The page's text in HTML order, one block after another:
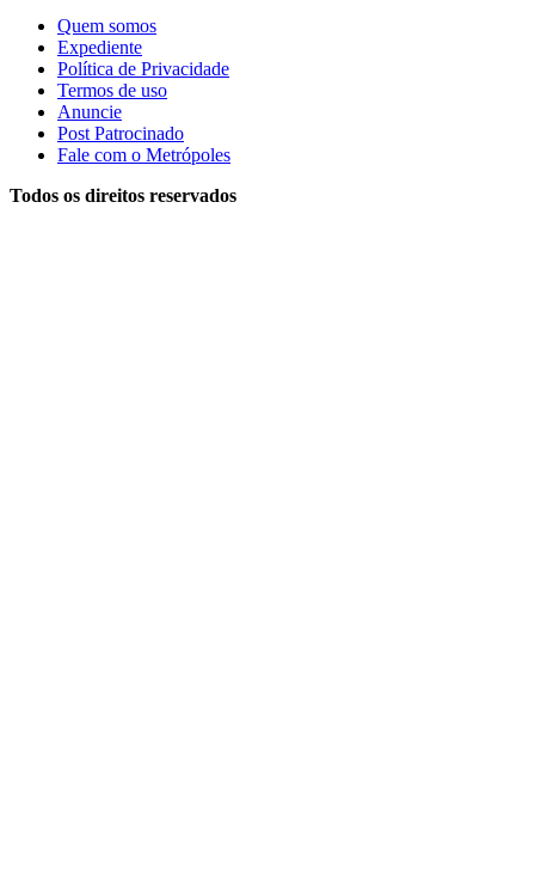
Quem somos
Expediente
Política de Privacidade
Termos de uso
Anuncie
Post Patrocinado
Fale com o Metrópoles
Todos os direitos reservados